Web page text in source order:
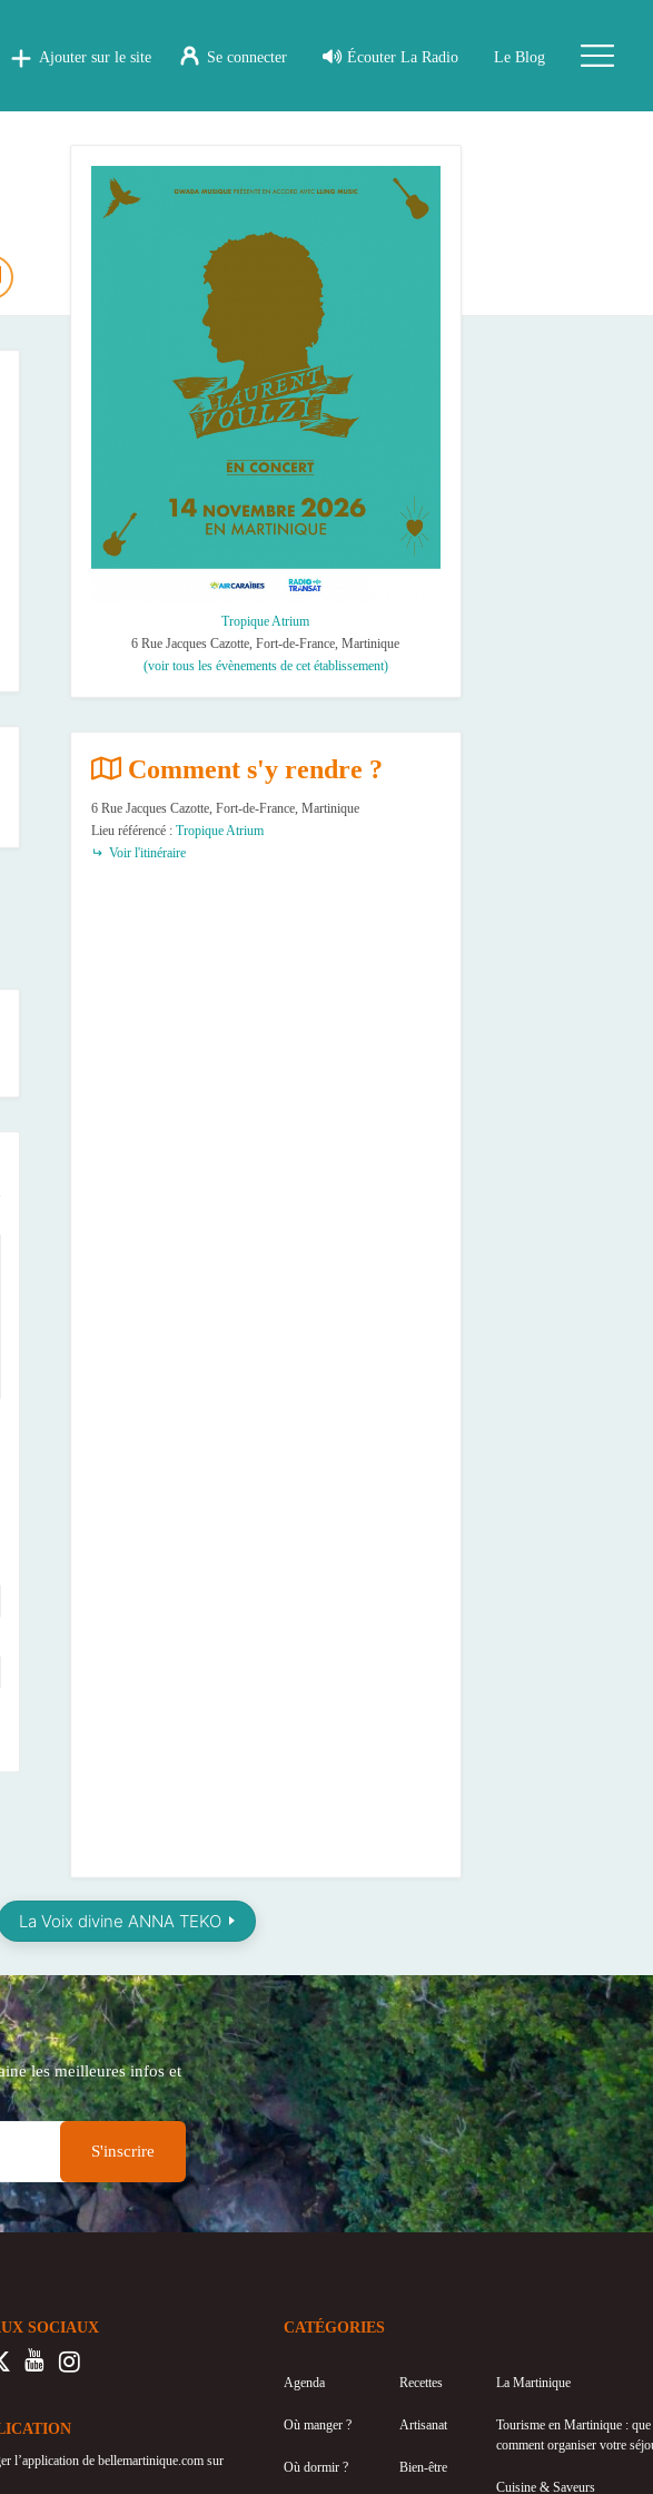
Ajouter sur le site Se connecter Écouter La Radio Le Blog
Tropique Atrium
6 Rue Jacques Cazotte, Fort-de-France, Martinique
(voir tous les évènements de cet établissement)
Comment s'y rendre ?
6 Rue Jacques Cazotte, Fort-de-France, Martinique
Lieu référencé : Tropique Atrium
Voir l'itinéraire
La Voix divine ANNA TEKO
les meilleures infos et
SOCIAUX
l’application de bellemartinique.com sur
CATÉGORIES
Agenda
Où manger ?
Où dormir ?
Recettes
Artisanat
Bien-être
La Martinique
Tourisme en Martinique :
comment organiser votre
Cuisine & Saveurs